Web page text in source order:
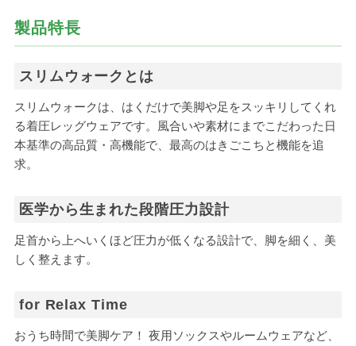
製品特長
スリムウォークとは
スリムウォークは、はくだけで美脚や足をスッキリしてくれ
る着圧レッグウェアです。風合いや素材にまでこだわった日
本基準の高品質・高機能で、最高のはきごこちと機能を追
求。
医学から生まれた段階圧力設計
足首から上へいくほど圧力が低くなる設計で、脚を細く、美
しく整えます。
for Relax Time
おうち時間で美脚ケア！ 夜用ソックスやルームウェアなど、